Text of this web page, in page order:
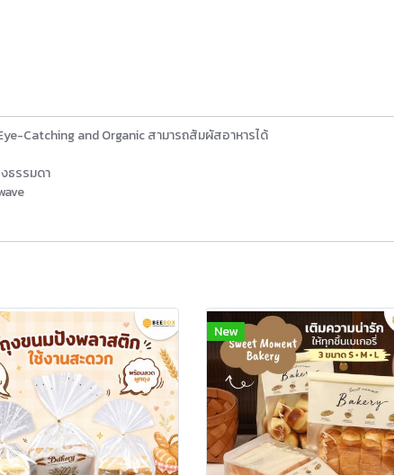
Catching and Organic สามารถสัมผัสอาหารได้
ธรรมดา
New